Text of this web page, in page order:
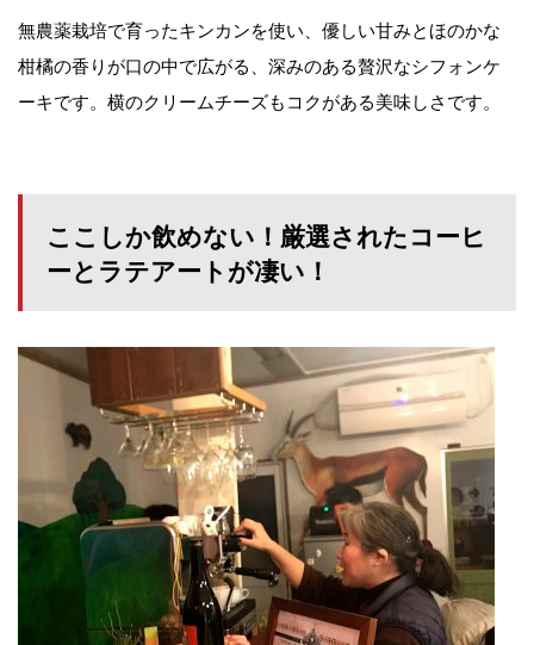
無農薬栽培で育ったキンカンを使い、優しい甘みとほのかな
柑橘の香りが口の中で広がる、深みのある贅沢なシフォンケ
ーキです。横のクリームチーズもコクがある美味しさです。
ここしか飲めない！厳選されたコーヒ
ーとラテアートが凄い！